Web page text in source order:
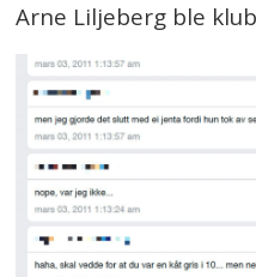
Arne Liljeberg ble